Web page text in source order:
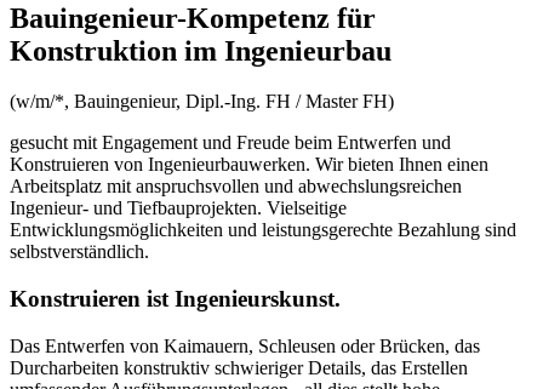
Bauingenieur-Kompetenz für
Konstruktion im Ingenieurbau
(w/m/*, Bauingenieur, Dipl.-Ing. FH / Master FH)
gesucht mit Engagement und Freude beim Entwerfen und
Konstruieren von Ingenieurbauwerken. Wir bieten Ihnen einen
Arbeitsplatz mit anspruchsvollen und abwechslungsreichen
Ingenieur- und Tiefbauprojekten. Vielseitige
Entwicklungsmöglichkeiten und leistungs­gerechte Bezahlung sind
selbstverständlich.
Konstruieren ist Ingenieurskunst.
Das Entwerfen von Kaimauern, Schleusen oder Brücken, das
Durcharbeiten konstruktiv schwieriger Details, das Erstellen